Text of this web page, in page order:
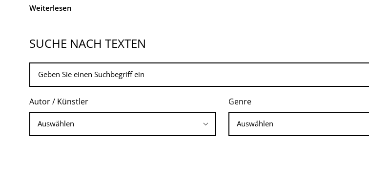
Weiterlesen
SUCHE NACH TEXTEN
Autor / Künstler Genre